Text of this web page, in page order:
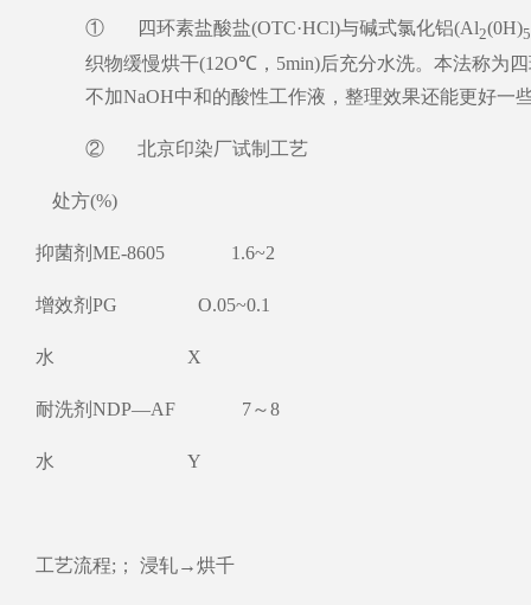
① 四环素盐酸盐(OTC·HCl)与碱式氯化铝(Al2(0H)5
织物缓慢烘干(12O℃，5min)后充分水洗。本法称为
不加NaOH中和的酸性工作液，整理效果还能更好一
② 北京印染厂试制工艺
处方(%)
抑菌剂ME-8605 1.6~2
增效剂PG O.05~0.1
水 X
耐洗剂NDP—AF 7～8
水 Y
工艺流程;； 浸轧→烘千